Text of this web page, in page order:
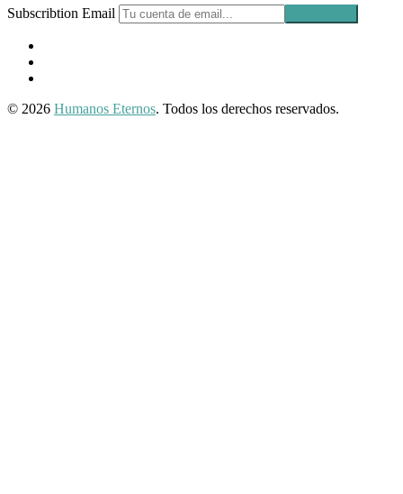
Subscribtion Email
© 2026 Humanos Eternos. Todos los derechos reservados.